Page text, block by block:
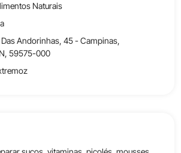
Naturais
Das Andorinhas, 45 - Campinas,
59575-000